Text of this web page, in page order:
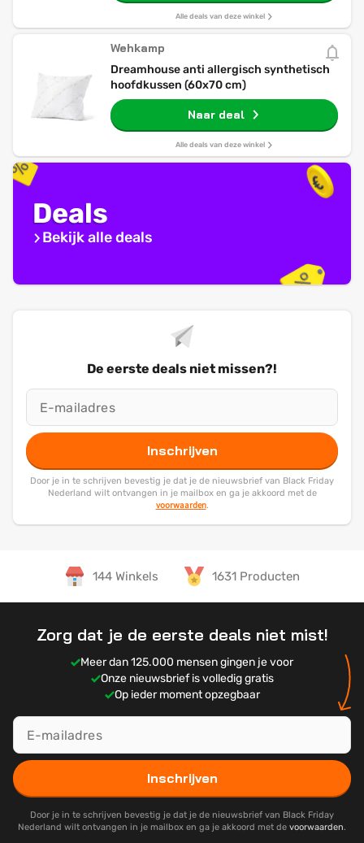
Tex
Alle deals van deze winkel
Wehkamp
Dreamhouse anti allergisch synthetisch
hoofdkussen (60x70 cm)
Naar deal
Alle deals van deze winkel
Deals
Bekijk alle deals
De eerste deals niet missen?!
Inschrijven
Door je in te schrijven bevestig je dat je de nieuwsbrief van Black Friday
Nederland wilt ontvangen in je mailbox en ga je akkoord met de
voorwaarden.
144 Winkels 1631 Producten
Zorg dat je de eerste deals niet mist!
Meer dan 125.000 mensen gingen je voor
Onze nieuwsbrief is volledig gratis
Op ieder moment opzegbaar
Inschrijven
Door je in te schrijven bevestig je dat je de nieuwsbrief van Black Friday
Nederland wilt ontvangen in je mailbox en ga je akkoord met de voorwaarden.